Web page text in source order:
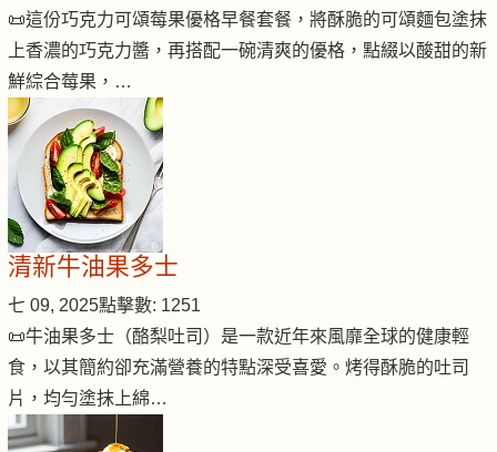
📜這份巧克力可頌莓果優格早餐套餐，將酥脆的可頌麵包塗抹
上香濃的巧克力醬，再搭配一碗清爽的優格，點綴以酸甜的新
鮮綜合莓果，…
清新牛油果多士
七 09, 2025點擊數: 1251
📜牛油果多士（酪梨吐司）是一款近年來風靡全球的健康輕
食，以其簡約卻充滿營養的特點深受喜愛。烤得酥脆的吐司
片，均勻塗抹上綿…